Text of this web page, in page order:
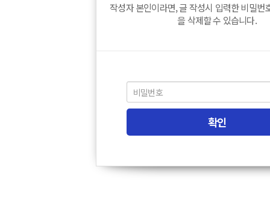
작성자 본인이라면, 글 작성시 입력한 비밀번
을 삭제할 수 있습니다.